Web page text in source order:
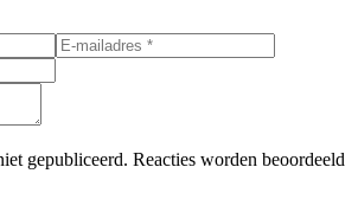
gepubliceerd. Reacties worden beoordeeld